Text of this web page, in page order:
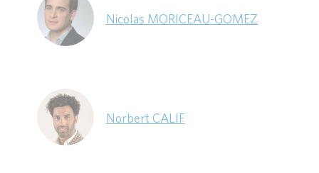
Nicolas MORICEAU-GOMEZ
Norbert CALIF